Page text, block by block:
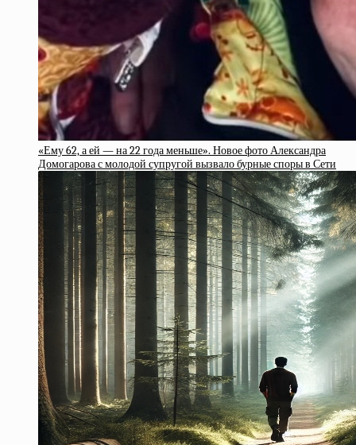
«Ему 62, а ей — на 22 года меньше». Новое фото Александра
Домогарова с молодой супругой вызвало бурные споры в Сети